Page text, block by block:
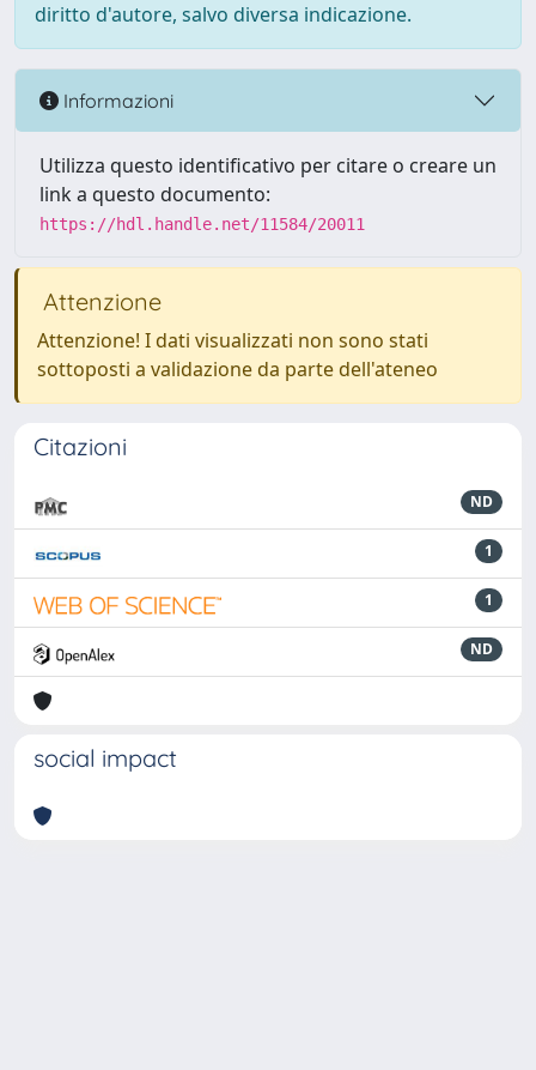
diritto d'autore, salvo diversa indicazione.
Informazioni
Utilizza questo identificativo per citare o creare un
link a questo documento:
https://hdl.handle.net/11584/20011
Attenzione
Attenzione! I dati visualizzati non sono stati
sottoposti a validazione da parte dell'ateneo
Citazioni
ND
1
1
ND
social impact